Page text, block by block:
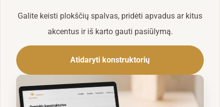
Galite keisti plokščių spalvas, pridėti apvadus ar kitus
akcentus ir iš karto gauti pasiūlymą.
Atidaryti konstruktorių